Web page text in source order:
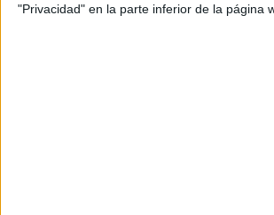
"Privacidad" en la parte inferior de la página